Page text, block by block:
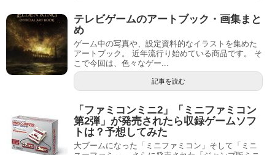
テレビゲームのアートブック・画集まと
め
ゲーム中の写真や、設定資料的なイラストを集めた
アートブック。 近年流行り始めている商品です。 そ
こで今回は、色々なゲー...
記事を読む
「ファミコンミニ2」「ミニファミコン
第2弾」が発売されたら収録ゲームソフ
トは？予想してみた
大ブームになった「ミニファミコン」そして「ミニ